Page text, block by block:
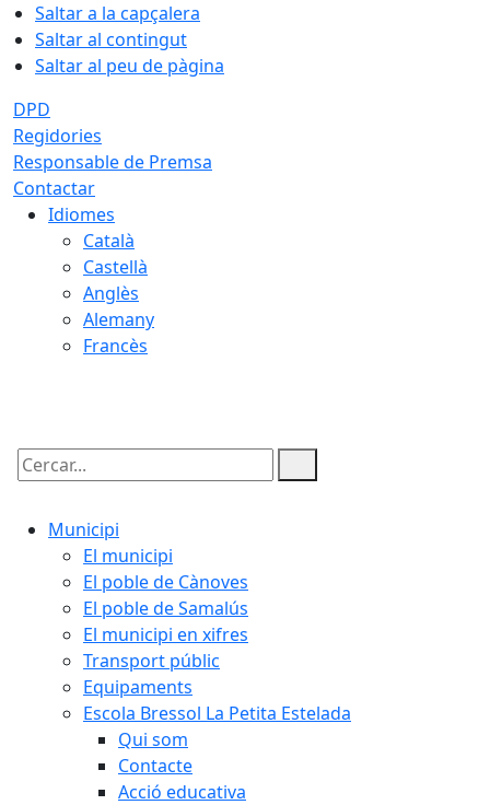
Saltar a la capçalera
Saltar al contingut
Saltar al peu de pàgina
DPD
Regidories
Responsable de Premsa
Contactar
Idiomes
Català
Castellà
Anglès
Alemany
Francès
Cercar:
Municipi
El municipi
El poble de Cànoves
El poble de Samalús
El municipi en xifres
Transport públic
Equipaments
Escola Bressol La Petita Estelada
Qui som
Contacte
Acció educativa